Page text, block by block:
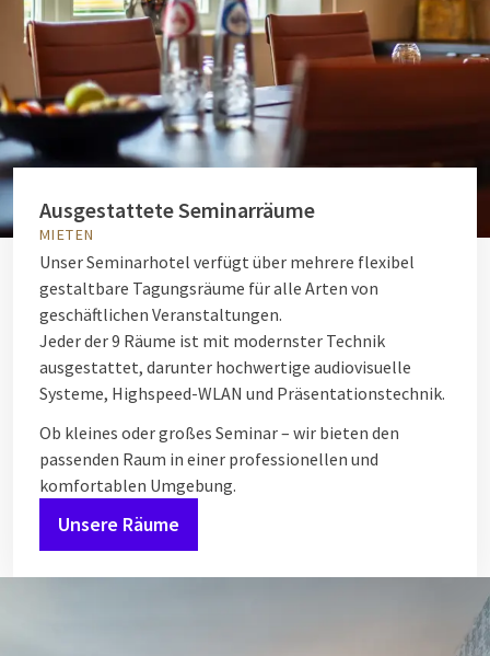
Ausgestattete Seminarräume
MIETEN
Unser Seminarhotel verfügt über mehrere flexibel
gestaltbare Tagungsräume für alle Arten von
geschäftlichen Veranstaltungen.
Jeder der 9 Räume ist mit modernster Technik
ausgestattet, darunter hochwertige audiovisuelle
Systeme, Highspeed-WLAN und Präsentationstechnik.
Ob kleines oder großes Seminar – wir bieten den
passenden Raum in einer professionellen und
komfortablen Umgebung.
Unsere Räume